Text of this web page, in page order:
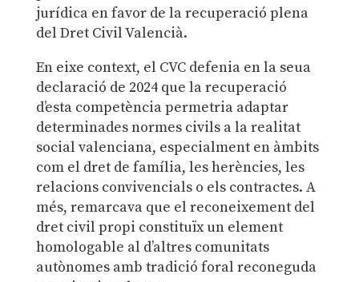
jurídica en favor de la recuperació plena
del Dret Civil Valencià.
En eixe context, el CVC defenia en la seua
declaració de 2024 que la recuperació
d’esta competència permetria adaptar
determinades normes civils a la realitat
social valenciana, especialment en àmbits
com el dret de família, les herències, les
relacions convivencials o els contractes. A
més, remarcava que el reconeixement del
dret civil propi constituïx un element
homologable al d’altres comunitats
autònomes amb tradició foral reconeguda